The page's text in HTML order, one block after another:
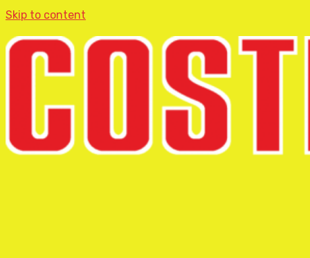
Skip to content